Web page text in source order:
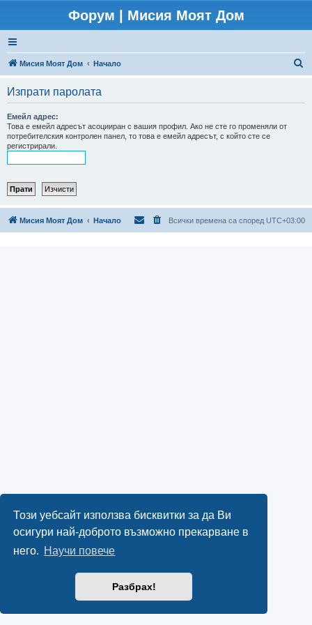
Този уебсайт използва бисквитки за да Ви
осигури най-доброто възможно прекарване в
него. Научи повече
Разбрах!
Форум | Мисия Моят Дом
Мисия Моят Дом Начало
Изпрати паролата
Емейл адрес:
Това е емейл адресът асоцииран с вашия профил. Ако не сте го променяли от
потребителския контролен панел, то това е емейл адресът, с който сте се
регистрирали.
Мисия Моят Дом Начало Всички времена са според UTC+03:00